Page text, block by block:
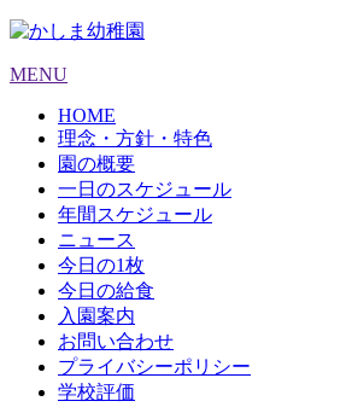
MENU
HOME
理念・方針・特色
園の概要
一日のスケジュール
年間スケジュール
ニュース
今日の1枚
今日の給食
入園案内
お問い合わせ
プライバシーポリシー
学校評価